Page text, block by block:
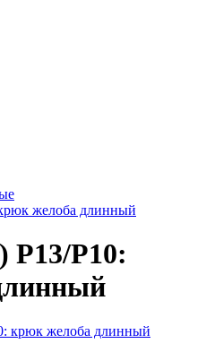
желоба длинный
P10: